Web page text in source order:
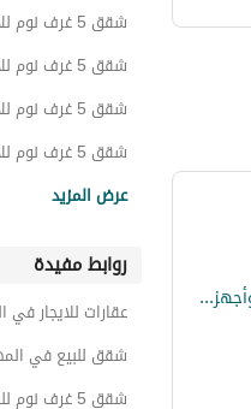
شقة للإيجار في زيد ويست - أورا، مزودة بنظام تكييف وأجهزة منزلية.
دوبليكس للايجار
غرف للايجار في
عقارات سكنية
عقارات للايجار
شقق 5 غرف نوم للايجار في حدائق الاهرام
شقق 5 غرف نوم للايجار في المعادي
شقق 5 غرف نوم للايجار في مصر الجديدة
شقق 5 غرف نوم للايجار في زهراء المعادى
شقق 5 غرف نوم للايجار في القاهرة الجديدة
شقق 5 غرف نوم للايجار في مدينتي
شقق 5 غرف نوم للايجار في مدينة الشروق
عرض المزيد
روابط مفيدة
عقارات للايجار في
شقق للبيع في
شقق 5 غرف نوم للبيع في المهندسين